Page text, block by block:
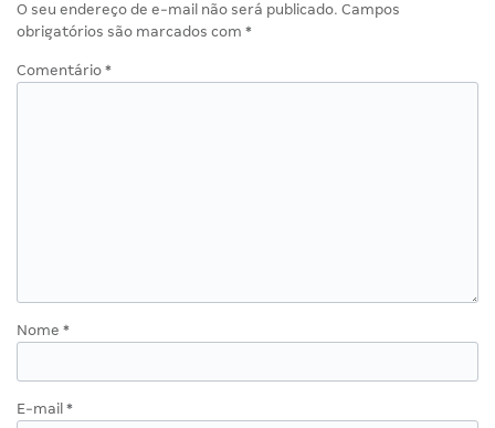
O seu endereço de e-mail não será publicado. Campos
obrigatórios são marcados com *
Comentário *
Nome *
E-mail *